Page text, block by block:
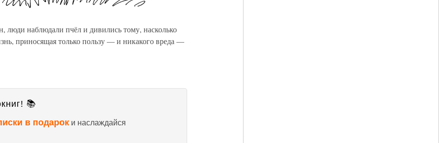
люди наблюдали пчёл и дивились тому, насколько
приносящая только пользу — и никакого вреда —
📚
в подарок и наслаждайся